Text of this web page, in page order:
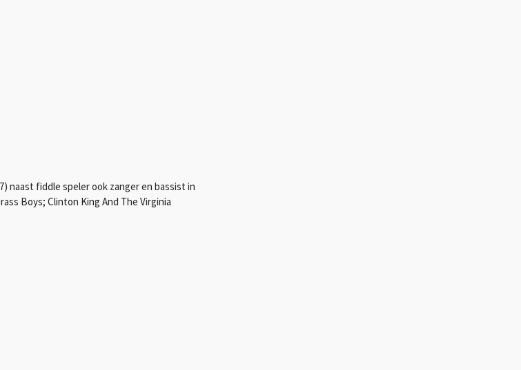
naast fiddle speler ook zanger en bassist in
Boys; Clinton King And The Virginia